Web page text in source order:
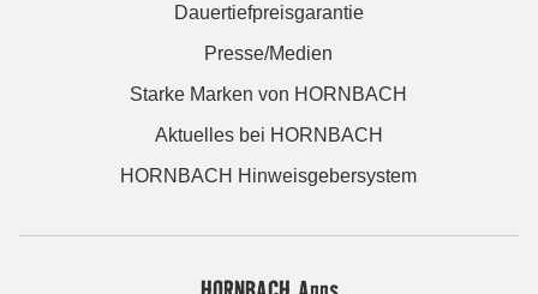
Dauertiefpreisgarantie
Presse/Medien
Starke Marken von HORNBACH
Aktuelles bei HORNBACH
HORNBACH Hinweisgebersystem